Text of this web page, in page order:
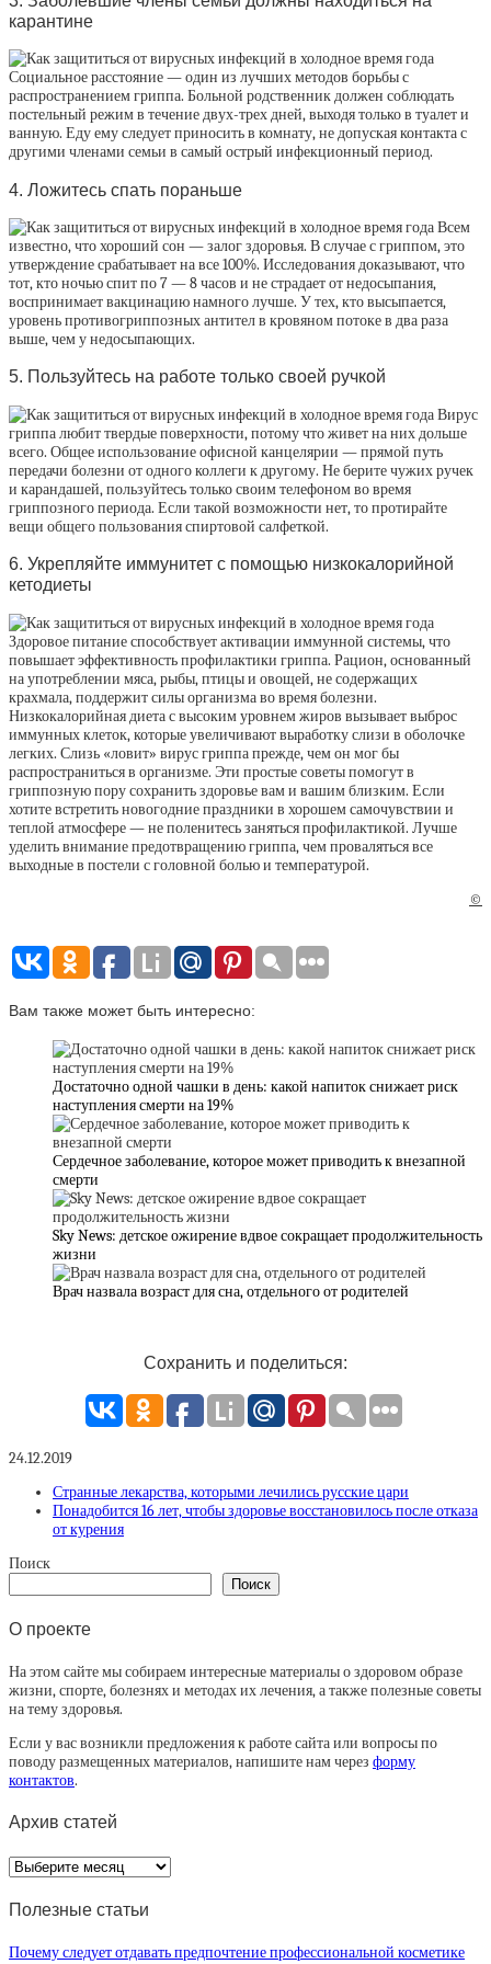
карантине
Социальное расстояние — один из лучших методов борьбы с
распространением гриппа. Больной родственник должен соблюдать
постельный режим в течение двух-трех дней, выходя только в туалет и
ванную. Еду ему следует приносить в комнату, не допуская контакта с
другими членами семьи в самый острый инфекционный период.
4. Ложитесь спать пораньше
Всем
известно, что хороший сон — залог здоровья. В случае с гриппом, это
утверждение срабатывает на все 100%. Исследования доказывают, что
тот, кто ночью спит по 7 — 8 часов и не страдает от недосыпания,
воспринимает вакцинацию намного лучше. У тех, кто высыпается,
уровень противогриппозных антител в кровяном потоке в два раза
выше, чем у недосыпающих.
5. Пользуйтесь на работе только своей ручкой
Вирус
гриппа любит твердые поверхности, потому что живет на них дольше
всего. Общее использование офисной канцелярии — прямой путь
передачи болезни от одного коллеги к другому. Не берите чужих ручек
и карандашей, пользуйтесь только своим телефоном во время
гриппозного периода. Если такой возможности нет, то протирайте
вещи общего пользования спиртовой салфеткой.
6. Укрепляйте иммунитет с помощью низкокалорийной
кетодиеты
Здоровое питание способствует активации иммунной системы, что
повышает эффективность профилактики гриппа. Рацион, основанный
на употреблении мяса, рыбы, птицы и овощей, не содержащих
крахмала, поддержит силы организма во время болезни.
Низкокалорийная диета с высоким уровнем жиров вызывает выброс
иммунных клеток, которые увеличивают выработку слизи в оболочке
легких. Слизь «ловит» вирус гриппа прежде, чем он мог бы
распространиться в организме. Эти простые советы помогут в
гриппозную пору сохранить здоровье вам и вашим близким. Если
хотите встретить новогодние праздники в хорошем самочувствии и
теплой атмосфере — не поленитесь заняться профилактикой. Лучше
уделить внимание предотвращению гриппа, чем проваляться все
выходные в постели с головной болью и температурой.
©
Вам также может быть интересно:
Достаточно одной чашки в день: какой напиток снижает риск
наступления смерти на 19%
Сердечное заболевание, которое может приводить к внезапной
смерти
Sky News: детское ожирение вдвое сокращает продолжительность
жизни
Врач назвала возраст для сна, отдельного от родителей
Сохранить и поделиться:
24.12.2019
Странные лекарства, которыми лечились русские цари
Понадобится 16 лет, чтобы здоровье восстановилось после отказа
от курения
Поиск
Поиск
О проекте
На этом сайте мы собираем интересные материалы о здоровом образе
жизни, спорте, болезнях и методах их лечения, а также полезные советы
на тему здоровья.
Если у вас возникли предложения к работе сайта или вопросы по
поводу размещенных материалов, напишите нам через форму
контактов.
Архив статей
Архив
статей
Полезные статьи
Почему следует отдавать предпочтение профессиональной косметике